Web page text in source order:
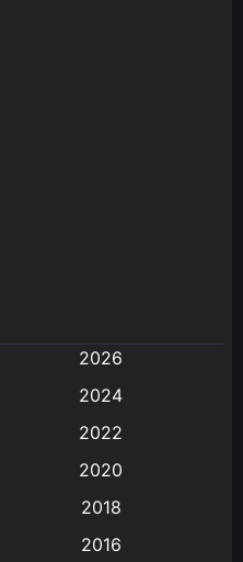
2026
2024
2022
2020
2018
2016